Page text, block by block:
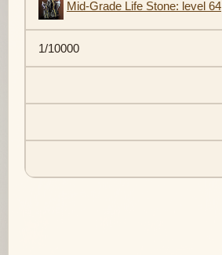
Mid-Grade Life Stone: level 64
1/10000